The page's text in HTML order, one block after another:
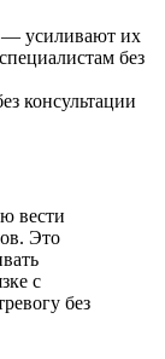
— усиливают их
без
консультации
вести
Это
с
без